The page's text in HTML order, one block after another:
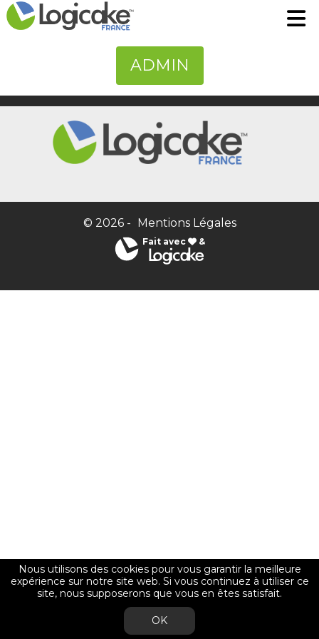
ADMIN
© 2026 - Mentions Légales
Fait avec &
Synthèse
Programme de certification
Fiche officielle
Charte d'engagement
EN
Nous utilisons des cookies pour vous garantir la meilleure
expérience sur notre site web. Si vous continuez à utiliser ce
site, nous supposerons que vous en êtes satisfait.
OK